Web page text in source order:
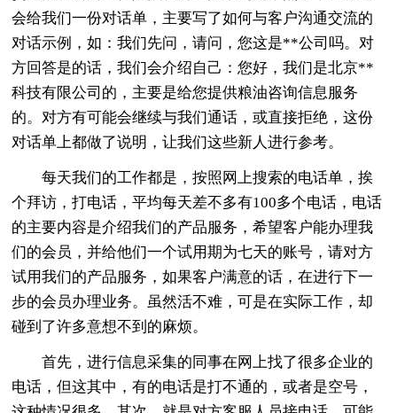
会给我们一份对话单，主要写了如何与客户沟通交流的
对话示例，如：我们先问，请问，您这是**公司吗。对
方回答是的话，我们会介绍自己：您好，我们是北京**
科技有限公司的，主要是给您提供粮油咨询信息服务
的。对方有可能会继续与我们通话，或直接拒绝，这份
对话单上都做了说明，让我们这些新人进行参考。
每天我们的工作都是，按照网上搜索的电话单，挨
个拜访，打电话，平均每天差不多有100多个电话，电话
的主要内容是介绍我们的产品服务，希望客户能办理我
们的会员，并给他们一个试用期为七天的账号，请对方
试用我们的产品服务，如果客户满意的话，在进行下一
步的会员办理业务。虽然活不难，可是在实际工作，却
碰到了许多意想不到的麻烦。
首先，进行信息采集的同事在网上找了很多企业的
电话，但这其中，有的电话是打不通的，或者是空号，